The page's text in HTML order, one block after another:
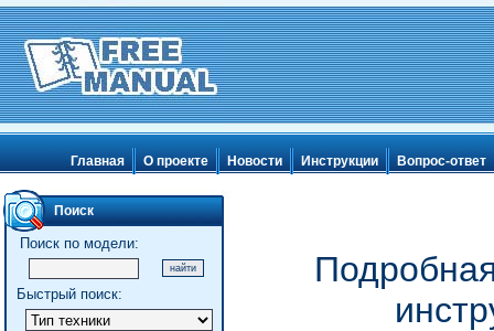
Главная О проекте Новости Инструкции Вопрос-ответ
Поиск
Поиск по модели:
Быстрый поиск: